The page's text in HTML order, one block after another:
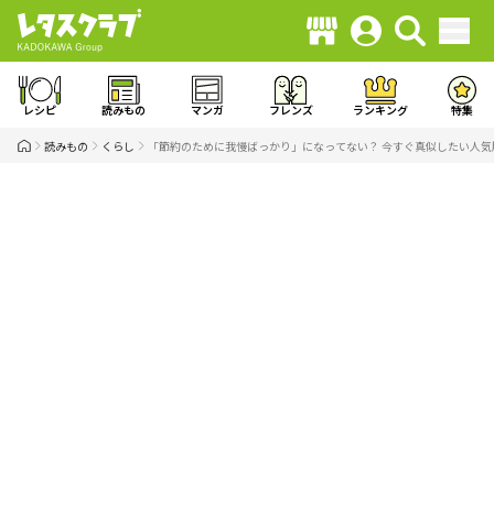
レシピ 読みもの マンガ フレンズ ランキング 特集
読みもの くらし 「節約のために我慢ばっかり」になってない？ 今すぐ真似したい人